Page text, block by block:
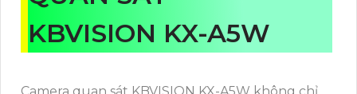
KBVISION KX-A5W